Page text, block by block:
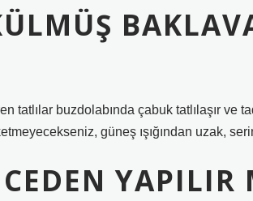
tatlılar buzdolabında çabuk tatlılaşır ve
güneş ışığından uzak,
YAPILIR